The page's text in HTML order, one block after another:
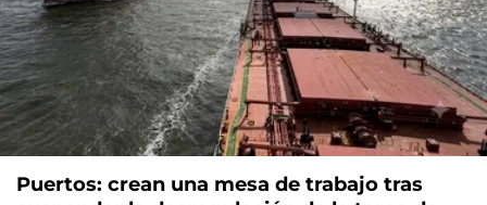
Puertos: crean una mesa de trabajo tras